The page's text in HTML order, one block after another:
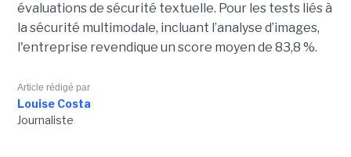
évaluations de sécurité textuelle. Pour les tests liés à
la sécurité multimodale, incluant l’analyse d’images,
l'entreprise revendique un score moyen de 83,8 %.
Article rédigé par
Louise Costa
Journaliste